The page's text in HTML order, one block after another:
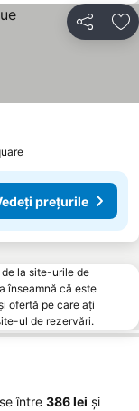
Distribuiți
prețurile
la site-urile de
înseamnă că este
ofertă pe care ați
ul de rezervări.
între ‎386 lei și